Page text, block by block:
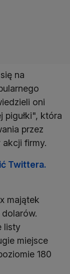
na
oni
która
przez
firmy.
Twittera.
majątek
listy
miejsce
180